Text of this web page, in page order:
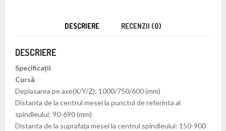
DESCRIERE RECENZII (0)
DESCRIERE
Specificații
Cursă
Deplasarea pe axe(X/Y/Z): 1000/750/600 (mm)
Distanta de la centrul mesei la punctul de referinta al
spindleului: 90-690 (mm)
Distanta de la suprafața mesei la centrul spindleului: 150-900